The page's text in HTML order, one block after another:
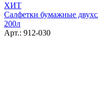
ХИТ
Салфетки бумажные
200л
Арт.: 912-030